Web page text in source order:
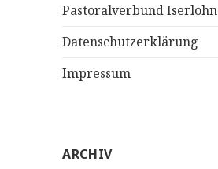
Pastoralverbund Iserlohn
Datenschutzerklärung
Impressum
ARCHIV